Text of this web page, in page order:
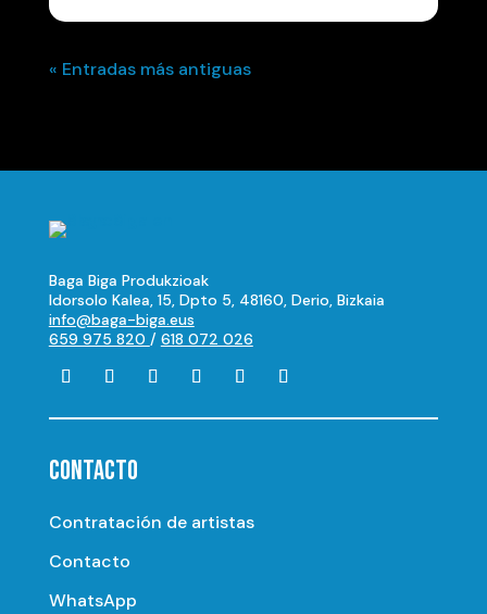
« Entradas más antiguas
Baga Biga Produkzioak
Idorsolo Kalea, 15, Dpto 5, 48160, Derio, Bizkaia
info@baga-biga.eus
659 975 820 / 618 072 026
CONTACTO
Contratación de artistas
Contacto
WhatsApp